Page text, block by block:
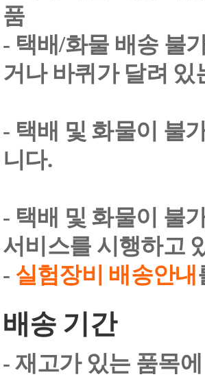
품
- 택배/화물 배송 불
거나 바퀴가 달려 있
- 택배 및 화물이 불
니다.
- 택배 및 화물이 불
서비스를 시행하고
- 실험장비 배송안내
배송 기간
- 재고가 있는 품목